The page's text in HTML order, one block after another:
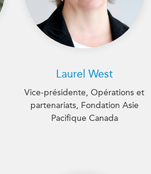
Laurel West
Vice-présidente, Opérations et
partenariats, Fondation Asie
Pacifique Canada